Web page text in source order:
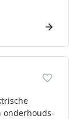
onderhouds-